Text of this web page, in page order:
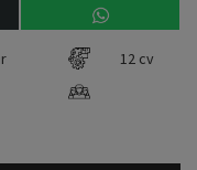
12 cv